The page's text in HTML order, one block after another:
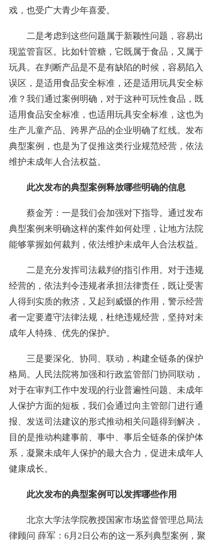
戏，也受广大青少年喜爱。
二是考虑到这些问题属于新颖性问题，容易出
现监管盲区。比如针管糖，它既属于食品，又属于
玩具。在判断产品是不是有缺陷的时候，容易陷入
误区，是适用食品安全标准，还是适用玩具安全标
准？我们通过案例明确，对于这种可玩性食品，既
适用食品安全标准，也适用玩具安全标准，这也为
生产儿童产品、跨界产品的企业明确了红线。发布
典型案例，也是为了促推这类行业规范经营，依法
维护未成年人合法权益。
此次发布的典型案例释放哪些明确的信息
蔡金芳：一是我们会加强对下指导。通过发布
典型案例来明确这样的案件如何处理，让地方法院
能够掌握如何裁判，依法维护未成年人合法权益。
二是充分发挥司法裁判的指引作用。对于违规
经营的，依法判令违规者承担法律责任，既让受害
人得到实质的救济，又起到威慑的作用，警示经营
者一定要遵守法律法规，杜绝违规经营，坚持对未
成年人特殊、优先的保护。
三是要深化、协同、联动，构建全链条的保护
格局。人民法院将加强和行政监管部门协同联动，
对于在审判工作中发现的行业普遍性问题、未成年
人保护方面的短板，我们会通过向主管部门进行通
报、发送司法建议的形式推动相关问题得到解决，
目的是推动构建事前、事中、事后全链条的保护体
系，凝聚未成年人保护的最大合力，促进未成年人
健康成长。
此次发布的典型案例可以发挥哪些作用
北京大学法学院教授国家市场监督管理总局法
律顾问 薛军：6月2日公布的这一系列典型案例，聚